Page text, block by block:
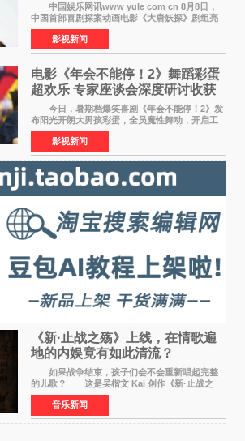
中国娱乐网讯www yule com cn 8月8日，
中国首部喜剧探案动画电影《大唐妖探》剧组亮
相西安，举办线下见面会活动。导演程腾、联合
导演黄珉、总制片人曹紫建、制片人李莹莹、领
衔声音出演雷淞然
影视新闻
电影《年会不能停！2》舞蹈彩蛋
超欢乐 专家座谈会深度研讨收获
满满
今日，暑期档爆笑喜剧《年会不能停！2》发
布阳光开朗大男孩彩蛋，全员魔性舞动，开启工
位狂欢模式。影片于昨日同步举办专家座谈会，
导演董润年、总制片人应萝佳出席现场，与一众
业内、学界专家
影视新闻
《新·止战之殇》上线，在情歌遍
地的内娱竟有如此清流？
如果战争结束，孩子们会不会重新唱起完整
的儿歌？ 这是吴楷文 Kai 创作《新·止战之
殇》时最初的想法。 从伊朗相关冲突引发的
地区局势，到世界各地仍在发生的动荡与不安，
战争从来不只
音乐新闻